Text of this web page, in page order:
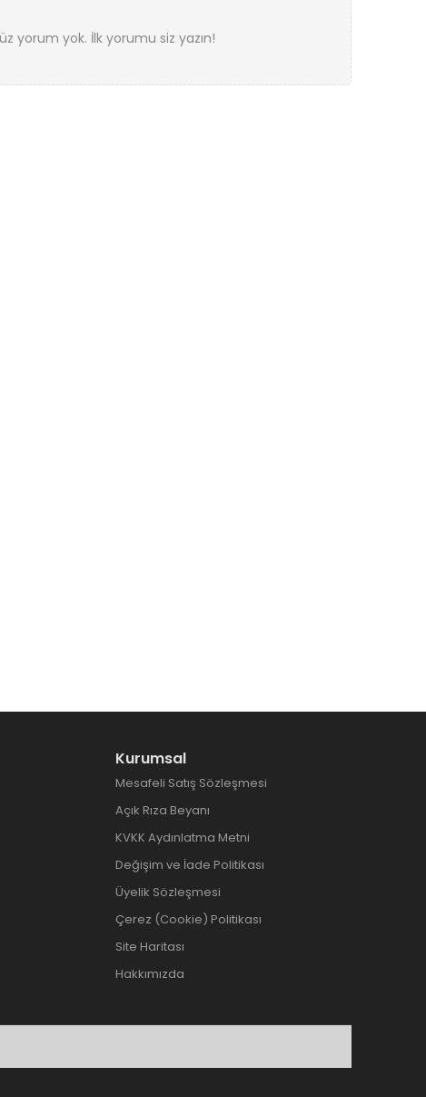
yorum yok. İlk yorumu siz yazın!
Kurumsal
Mesafeli Satış Sözleşmesi
Açık Rıza Beyanı
KVKK Aydınlatma Metni
Değişim ve İade Politikası
Üyelik Sözleşmesi
Çerez (Cookie) Politikası
Site Haritası
Hakkımızda